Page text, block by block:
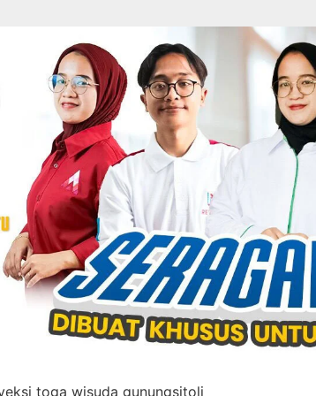
toga wisuda gunungsitoli